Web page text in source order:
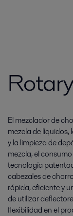
El mezclador de
mezcla de líquidos,
y la limpieza de
mezcla, el
tecnología
cabezales de
rápida, eficiente y
de utilizar
flexibilidad en el